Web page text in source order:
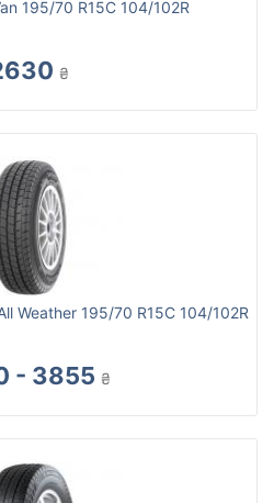
195/70 R15C 104/102R
₴
Weather 195/70 R15C 104/102R
- 3855 ₴